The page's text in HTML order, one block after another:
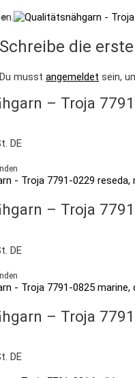
Schreibe die
Du musst angemeldet sein,
– Troja
DE
– Troja
DE
– Troja
DE